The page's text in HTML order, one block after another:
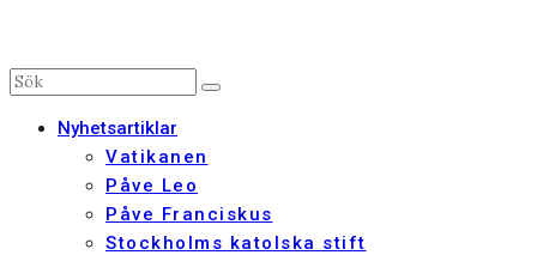
Nyhetsartiklar
Vatikanen
Påve Leo
Påve Franciskus
Stockholms katolska stift